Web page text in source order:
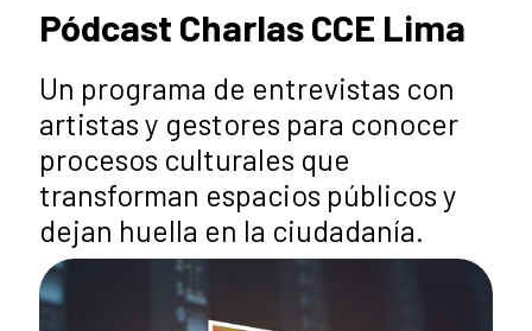
Pódcast Charlas CCE Lima
Un programa de entrevistas con
artistas y gestores para conocer
procesos culturales que
transforman espacios públicos y
dejan huella en la ciudadanía.